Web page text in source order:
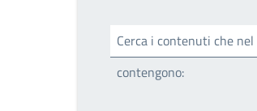
Cerca i contenuti che
contengono: